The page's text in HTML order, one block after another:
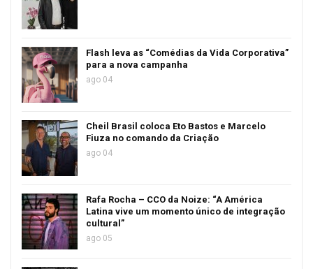
Flash leva as “Comédias da Vida Corporativa”
para a nova campanha
ago 04
Cheil Brasil coloca Eto Bastos e Marcelo
Fiuza no comando da Criação
ago 04
Rafa Rocha – CCO da Noize: “A América
Latina vive um momento único de integração
cultural”
ago 05